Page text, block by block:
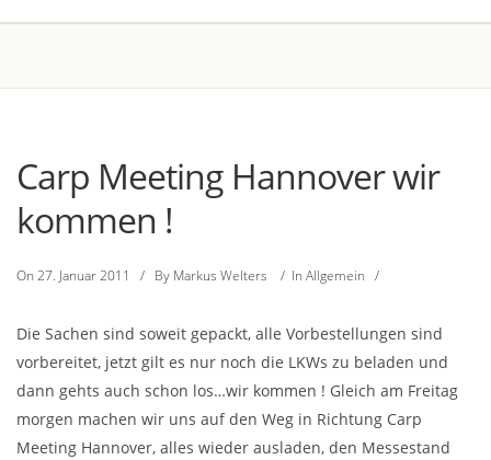
Carp Meeting Hannover wir
kommen !
On 27. Januar 2011 / By Markus Welters / In Allgemein /
Die Sachen sind soweit gepackt, alle Vorbestellungen sind
vorbereitet, jetzt gilt es nur noch die LKWs zu beladen und
dann gehts auch schon los…wir kommen ! Gleich am Freitag
morgen machen wir uns auf den Weg in Richtung Carp
Meeting Hannover, alles wieder ausladen, den Messestand